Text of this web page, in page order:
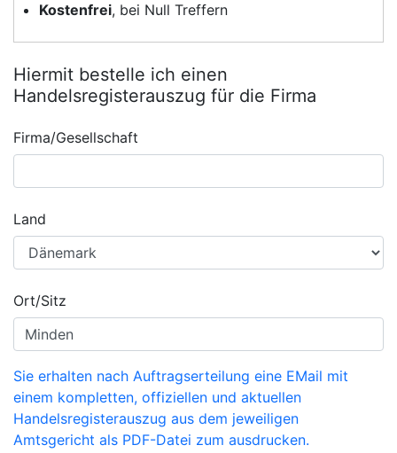
Kostenfrei, bei Null Treffern
Hiermit bestelle ich einen
Handelsregisterauszug für die Firma
Firma/Gesellschaft
Land
Ort/Sitz
Sie erhalten nach Auftragserteilung eine EMail mit
einem kompletten, offiziellen und aktuellen
Handelsregisterauszug aus dem jeweiligen
Amtsgericht als PDF-Datei zum ausdrucken.